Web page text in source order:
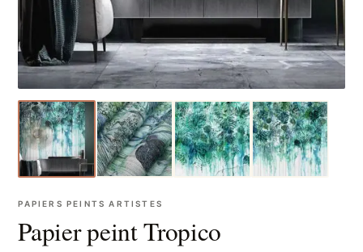
PAPIERS PEINTS ARTISTES
Papier peint Tropico